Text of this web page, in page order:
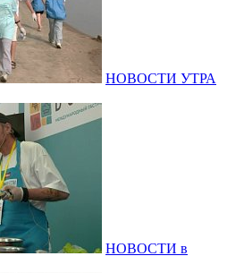
НОВОСТИ УТРА
НОВОСТИ в